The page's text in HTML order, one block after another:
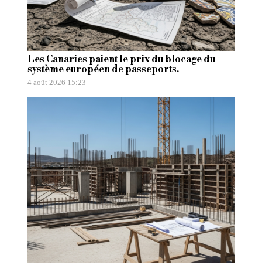
Les Canaries paient le prix du blocage du
système européen de passeports.
4 août 2026 15:23